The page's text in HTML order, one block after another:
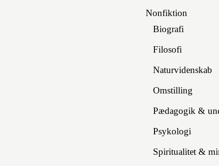
Nonfiktion
Biografi
Filosofi
Naturvidenskab
Omstilling
Pædagogik &
Psykologi
Spiritualitet &